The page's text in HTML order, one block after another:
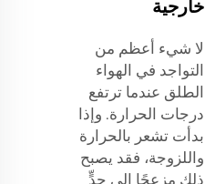
خارجية
لا شيء أعظم من
التواجد في الهواء
الطلق عندما ترتفع
درجات الحرارة. وإذا
بدأت تشعر بالحرارة
واللزوجة، فقد يصبح
ذلك مزعجًا إلى حدٍّ